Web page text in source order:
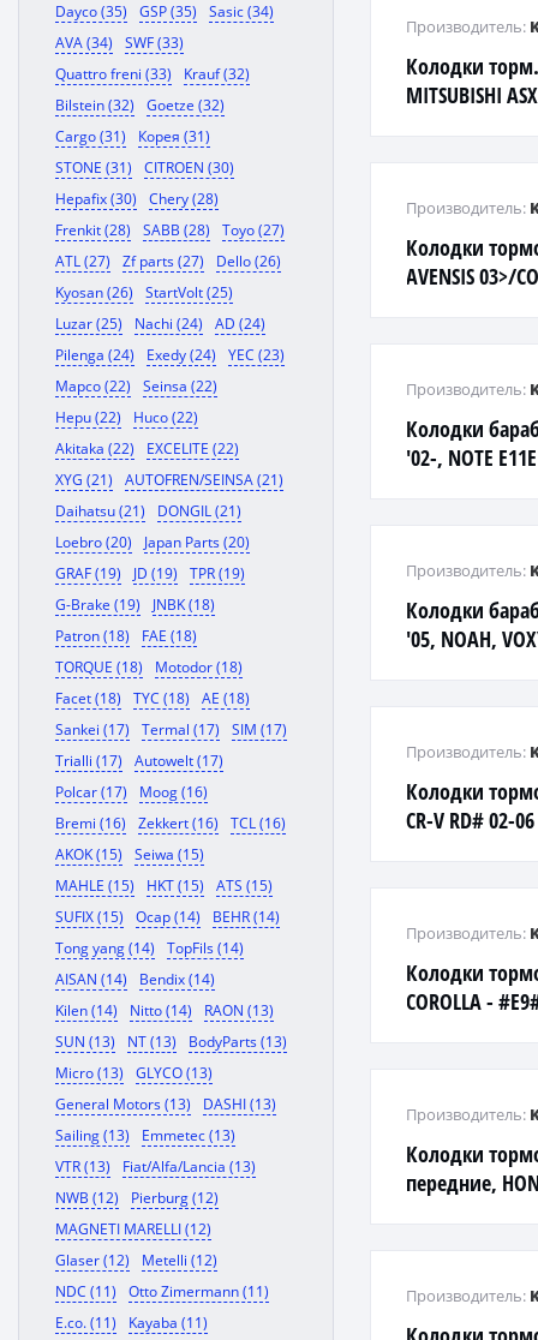
Dayco (35)
GSP (35)
Sasic (34)
AVA (34)
SWF (33)
Quattro freni (33)
Krauf (32)
Bilstein (32)
Goetze (32)
Cargo (31)
Корея (31)
STONE (31)
CITROEN (30)
Hepafix (30)
Chery (28)
Frenkit (28)
SABB (28)
Toyo (27)
ATL (27)
Zf parts (27)
Dello (26)
Kyosan (26)
StartVolt (25)
Luzar (25)
Nachi (24)
AD (24)
Pilenga (24)
Exedy (24)
YEC (23)
Mapco (22)
Seinsa (22)
Hepu (22)
Huco (22)
Akitaka (22)
EXCELITE (22)
XYG (21)
AUTOFREN/SEINSA (21)
Daihatsu (21)
DONGIL (21)
Loebro (20)
Japan Parts (20)
GRAF (19)
JD (19)
TPR (19)
G-Brake (19)
JNBK (18)
Patron (18)
FAE (18)
TORQUE (18)
Motodor (18)
Facet (18)
TYC (18)
AE (18)
Sankei (17)
Termal (17)
SIM (17)
Trialli (17)
Autowelt (17)
Polcar (17)
Moog (16)
Bremi (16)
Zekkert (16)
TCL (16)
AKOK (15)
Seiwa (15)
MAHLE (15)
HKT (15)
ATS (15)
SUFIX (15)
Ocap (14)
BEHR (14)
Tong yang (14)
TopFils (14)
AISAN (14)
Bendix (14)
Kilen (14)
Nitto (14)
RAON (13)
SUN (13)
NT (13)
BodyParts (13)
Micro (13)
GLYCO (13)
General Motors (13)
DASHI (13)
Sailing (13)
Emmetec (13)
VTR (13)
Fiat/Alfa/Lancia (13)
NWB (12)
Pierburg (12)
MAGNETI MARELLI (12)
Glaser (12)
Metelli (12)
NDC (11)
Otto Zimermann (11)
E.co. (11)
Kayaba (11)
Колодки
MITSUBISHI
Производитель:
Колодки
AVENSIS 03>/
Производитель:
Колодки
'02-, NOTE
Производитель:
Колодки
'05, NOAH,
Производитель:
Колодки
CR-V RD# 02-
Производитель:
Колодки
COROLLA -
Производитель:
Колодки
передние,
Производитель:
Производитель: